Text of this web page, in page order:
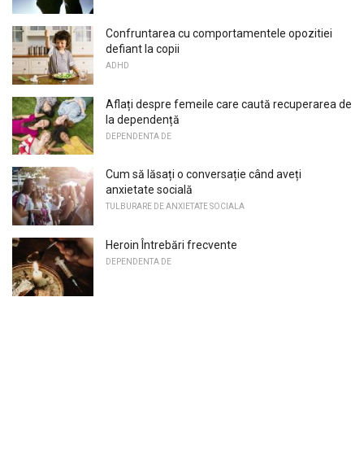
Confruntarea cu comportamentele opozitiei
defiant la copii
ADHD
Aflați despre femeile care caută recuperarea de
la dependență
DEPENDENTA DE
Cum să lăsați o conversație când aveți
anxietate socială
TULBURARE DE ANXIETATE SOCIALA
Heroin Întrebări frecvente
DEPENDENTA DE